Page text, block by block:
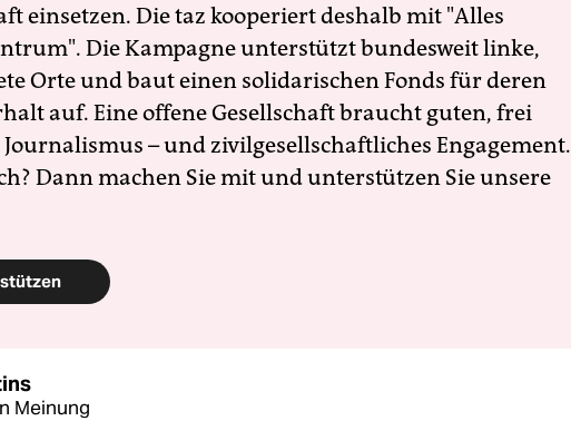
einsetzen. Die taz kooperiert deshalb mit "Alles
Die Kampagne unterstützt bundesweit linke,
Orte und baut einen solidarischen Fonds für deren
auf. Eine offene Gesellschaft braucht guten, frei
– und zivilgesellschaftliches Engagement.
Dann machen Sie mit und unterstützen Sie unsere
Meinung